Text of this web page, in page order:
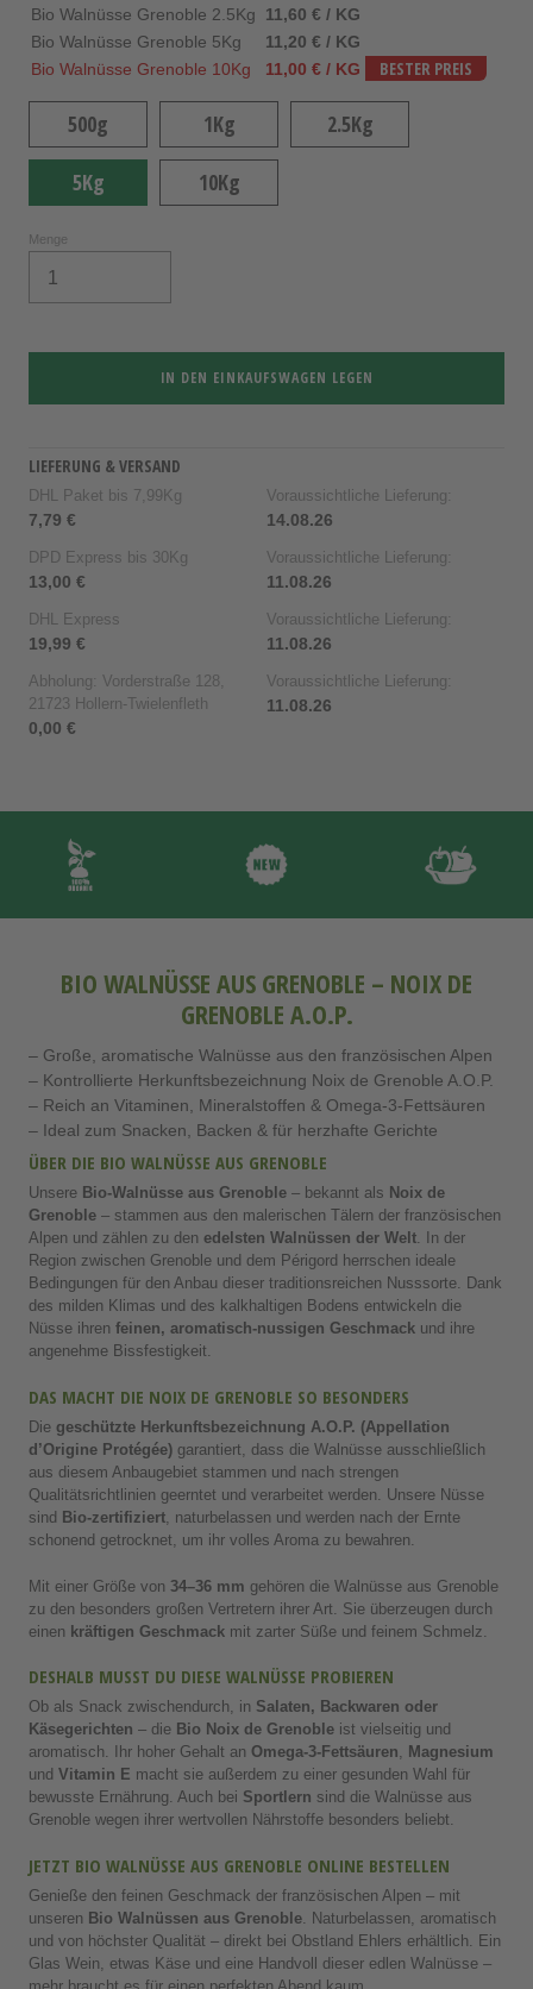
Bio Walnüsse Grenoble 2.5Kg 11,60 € / KG
Bio Walnüsse Grenoble 5Kg
11,20 € / KG
Bio Walnüsse Grenoble 10Kg
11,00 € / KG BESTER PREIS
500g 1Kg 2.5Kg
5Kg 10Kg
Menge
IN DEN EINKAUFSWAGEN LEGEN
LIEFERUNG & VERSAND
DHL Paket bis 7,99Kg
7,79 €
Voraussichtliche Lieferung:
14.08.26
DPD Express bis 30Kg
13,00 €
Voraussichtliche Lieferung:
11.08.26
DHL Express
19,99 €
Voraussichtliche Lieferung:
11.08.26
Abholung: Vorderstraße 128,
21723 Hollern-Twielenfleth
0,00 €
Voraussichtliche Lieferung:
11.08.26
BIO WALNÜSSE AUS GRENOBLE – NOIX DE
GRENOBLE A.O.P.
– Große, aromatische Walnüsse aus den französischen Alpen
– Kontrollierte Herkunftsbezeichnung Noix de Grenoble A.O.P.
– Reich an Vitaminen, Mineralstoffen & Omega-3-Fettsäuren
– Ideal zum Snacken, Backen & für herzhafte Gerichte
ÜBER DIE BIO WALNÜSSE AUS GRENOBLE
Unsere Bio-Walnüsse aus Grenoble – bekannt als Noix de
Grenoble – stammen aus den malerischen Tälern der französischen
Alpen und zählen zu den edelsten Walnüssen der Welt. In der
Region zwischen Grenoble und dem Périgord herrschen ideale
Bedingungen für den Anbau dieser traditionsreichen Nusssorte. Dank
des milden Klimas und des kalkhaltigen Bodens entwickeln die
Nüsse ihren feinen, aromatisch-nussigen Geschmack und ihre
angenehme Bissfestigkeit.
DAS MACHT DIE NOIX DE GRENOBLE SO BESONDERS
Die geschützte Herkunftsbezeichnung A.O.P. (Appellation
d’Origine Protégée) garantiert, dass die Walnüsse ausschließlich
aus diesem Anbaugebiet stammen und nach strengen
Qualitätsrichtlinien geerntet und verarbeitet werden. Unsere Nüsse
sind Bio-zertifiziert, naturbelassen und werden nach der Ernte
schonend getrocknet, um ihr volles Aroma zu bewahren.
Mit einer Größe von 34–36 mm gehören die Walnüsse aus Grenoble
zu den besonders großen Vertretern ihrer Art. Sie überzeugen durch
einen kräftigen Geschmack mit zarter Süße und feinem Schmelz.
DESHALB MUSST DU DIESE WALNÜSSE PROBIEREN
Ob als Snack zwischendurch, in Salaten, Backwaren oder
Käsegerichten – die Bio Noix de Grenoble ist vielseitig und
aromatisch. Ihr hoher Gehalt an Omega-3-Fettsäuren, Magnesium
und Vitamin E macht sie außerdem zu einer gesunden Wahl für
bewusste Ernährung. Auch bei Sportlern sind die Walnüsse aus
Grenoble wegen ihrer wertvollen Nährstoffe besonders beliebt.
JETZT BIO WALNÜSSE AUS GRENOBLE ONLINE BESTELLEN
Genieße den feinen Geschmack der französischen Alpen – mit
unseren Bio Walnüssen aus Grenoble. Naturbelassen, aromatisch
und von höchster Qualität – direkt bei Obstland Ehlers erhältlich. Ein
Glas Wein, etwas Käse und eine Handvoll dieser edlen Walnüsse –